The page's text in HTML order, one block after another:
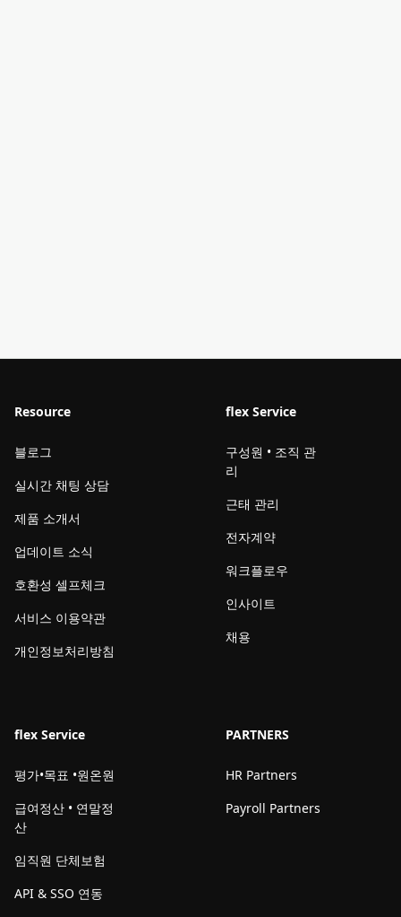
Resource
블로그
실시간 채팅 상담
제품 소개서
업데이트 소식
호환성 셀프체크
서비스 이용약관
개인정보처리방침
flex Service
구성원 • 조직 관
리
근태 관리
전자계약
워크플로우
인사이트
채용
flex Service
평가•목표 •원온원
급여정산 • 연말정
산
임직원 단체보험
API & SSO 연동
PARTNERS
HR Partners
Payroll Partners